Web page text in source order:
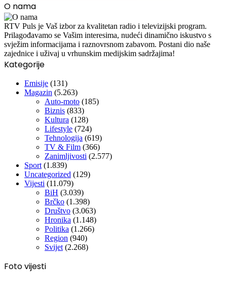
O nama
RTV Puls je Vaš izbor za kvalitetan radio i televizijski program.
Prilagođavamo se Vašim interesima, nudeći dinamično iskustvo s
svježim informacijama i raznovrsnom zabavom. Postani dio naše
zajednice i uživaj u vrhunskim medijskim sadržajima!
Kategorije
Emisije (131)
Magazin (5.263)
Auto-moto (185)
Biznis (833)
Kultura (128)
Lifestyle (724)
Tehnologija (619)
TV & Film (366)
Zanimljivosti (2.577)
Sport (1.839)
Uncategorized (129)
Vijesti (11.079)
BiH (3.039)
Brčko (1.398)
Društvo (3.063)
Hronika (1.148)
Politika (1.266)
Region (940)
Svijet (2.268)
Foto vijesti